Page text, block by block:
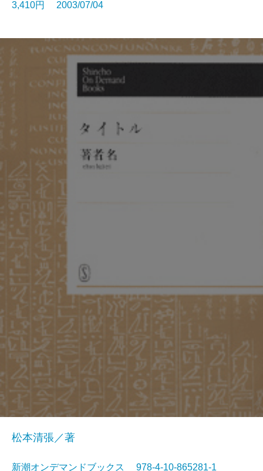
3,410円 2003/07/04
松本清張／著
新潮オンデマンドブックス 978-4-10-865281-1